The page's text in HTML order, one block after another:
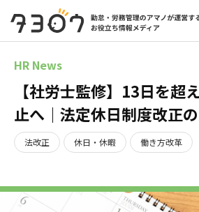
HR News
【社労士監修】13日を超
止へ｜法定休日制度改正
法改正 休日・休暇 働き方改革